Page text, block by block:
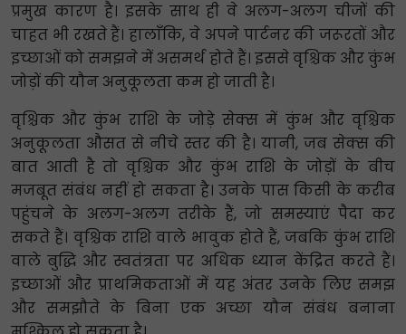
प्रमुख कारण है। इसके साथ ही वे अलग-अलग चीजों की
चाहत भी रखते हैं। हालाँकि, वे अपने पार्टनर की जरूरतों और
इच्छाओं को समझने में असमर्थ होते हैं। इससे वृश्चिक और कुंभ
जोड़ों की यौन अनुकूलता कम हो जाती है।
वृश्चिक और कुंभ राशि के जोड़े सेक्स में कुंभ और वृश्चिक
अनुकूलता औसत से नीचे स्तर की है। यानी, जब सेक्स की
बात आती है तो वृश्चिक और कुंभ राशि के जोड़ों के बीच
मजबूत संबंध नहीं हो सकता है। उनके पास किसी के करीब
पहुंचने के अलग-अलग तरीके हैं, जो समस्याएं पैदा कर
सकते हैं। वृश्चिक राशि वाले भावुक होते हैं, जबकि कुंभ राशि
वाले बुद्धि और स्वतंत्रता पर अधिक ध्यान केंद्रित करते हैं।
इच्छाओं और प्राथमिकताओं में यह अंतर उनके लिए समझ
और समझौते के बिना एक अच्छा यौन संबंध बनाना